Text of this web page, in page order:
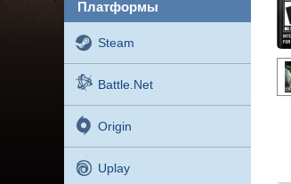
платформы
Steam
Battle.net
Origin
Uplay